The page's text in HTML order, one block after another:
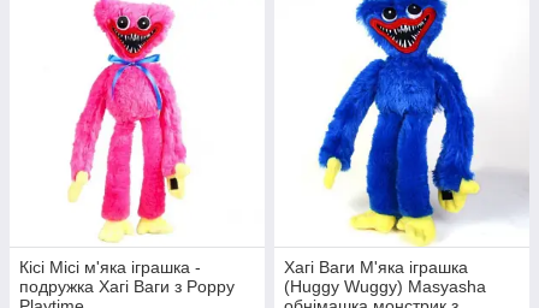
Кісі Місі м'яка іграшка -
подружка Хагі Ваги з Poppy
Хагі Ваги М'яка іграшка
(Huggy Wuggy) Masyasha